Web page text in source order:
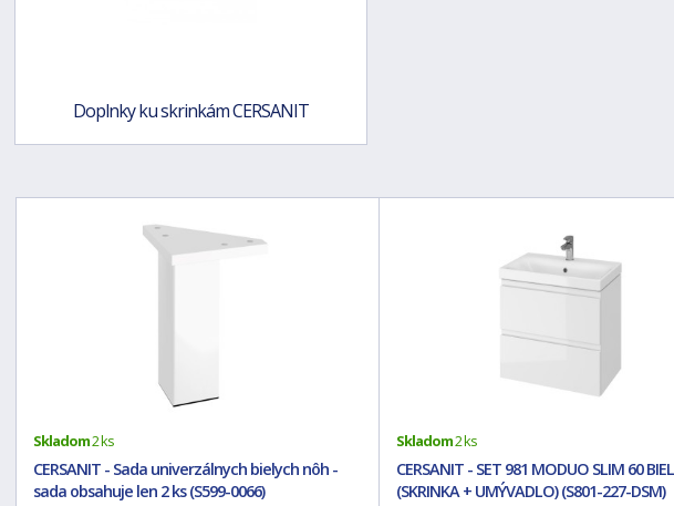
Doplnky ku skrinkám CERSANIT
Skladom2 ks
CERSANIT - Sada univerzálnych bielych nôh -
sada obsahuje len 2 ks (S599-0066)
Skladom2 ks
CERSANIT - SET 981 MODUO SLIM 60
(SKRINKA + UMÝVADLO) (S801-227-DSM)